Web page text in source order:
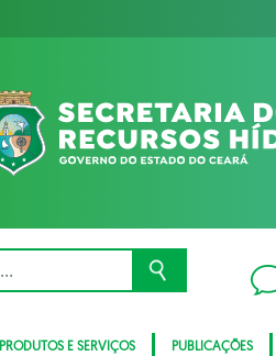
PRODUTOS E SERVIÇOS PUBLICAÇÕES